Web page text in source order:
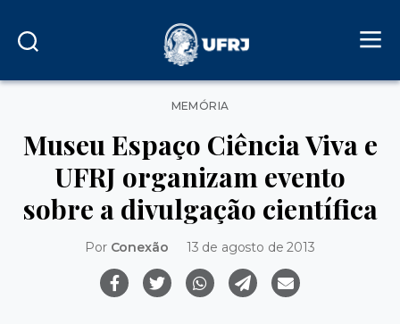
Categorias
MEMÓRIA
Museu Espaço Ciência Viva e
UFRJ organizam evento
sobre a divulgação científica
Por Conexão 13 de agosto de 2013